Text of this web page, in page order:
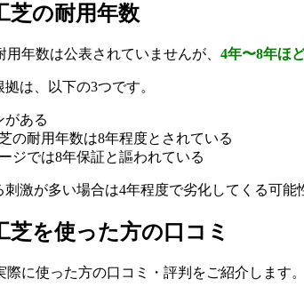
芝の耐用年数
用年数は公表されていませんが、 4年〜8年ほ
は、以下の3つです。
がある
の耐用年数は8年程度とされている
ジでは8年保証と謳われている
刺激が多い場合は4年程度で劣化してくる可
芝を使った方の口コミ
際に使った方の口コミ・評判をご紹介します。